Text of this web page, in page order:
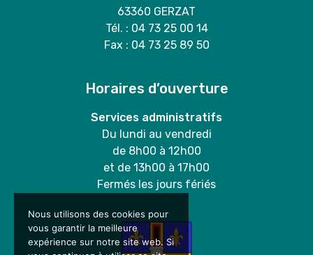
63360 GERZAT
Tél. : 04 73 25 00 14
Fax : 04 73 25 89 50
Horaires d’ouverture
Services administratifs
Du lundi au vendredi
de 8h00 à 12h00
et de 13h00 à 17h00
Fermés les jours fériés
Nous utilisons des cookies pour
vous garantir la meilleure
expérience sur notre site web. Si